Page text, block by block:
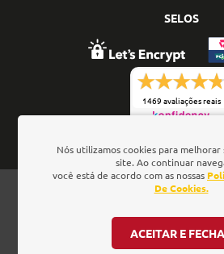
SELOS
1469 avaliações reais
Oficina de Textos - Rua da
- CNPJ: 01.337.552/
Nós utilizamos cookies para
site. Ao continuar
você está de acordo com as nossas
De Cookies.
ACEITAR E